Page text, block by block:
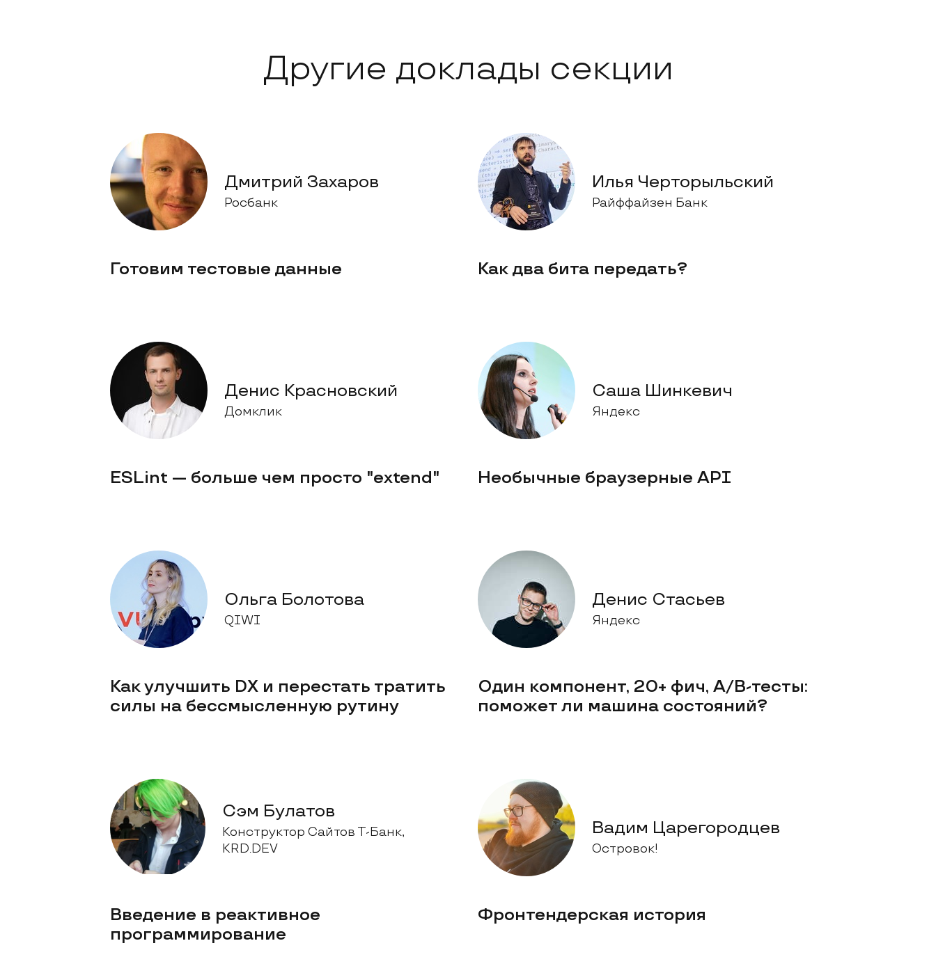
Другие доклады секции
Дмитрий Захаров
Росбанк
Готовим тестовые данные
Илья Черторыльский
Райффайзен Банк
Как два бита передать?
Денис Красновский
Домклик
ESLint — больше чем просто "extend"
Саша Шинкевич
Яндекс
Необычные браузерные API
Ольга Болотова
QIWI
Как улучшить DX и перестать тратить
силы на бессмысленную рутину
Денис Стасьев
Яндекс
Один компонент, 20+ фич, A/B-тесты:
поможет ли машина состояний?
Сэм Булатов
Конструктор Сайтов Т-Банк,
KRD.DEV
Введение в реактивное
программирование
Вадим Царегородцев
Островок!
Фронтендерская история